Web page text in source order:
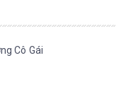
Cô Gái